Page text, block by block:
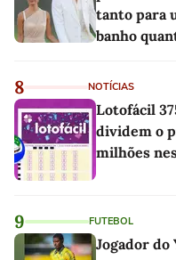
tanto para
banho
8 NOTÍCIAS
Lotofácil
dividem o
milhões
9 FUTEBOL
Jogador do